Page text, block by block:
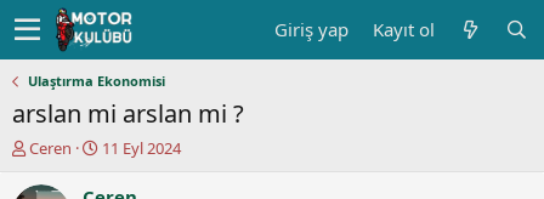
Giriş yap Kayıt ol
Ulaştırma Ekonomisi
arslan mi arslan mi ?
K
n
Ceren
B
ş
11 Eyl 2024